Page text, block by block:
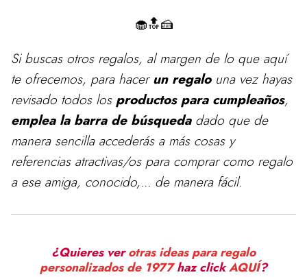
🧁🔝🍰
Si buscas otros regalos, al margen de lo que aquí
te ofrecemos, para hacerun regalouna vez hayas
revisado todos los productos para cumpleaños,
emplea la barra de búsquedadado que de
manera sencilla accederás a más cosas y
referencias atractivas/os para comprar como regalo
a ese amiga, conocido,... de manera fácil.
¿Quieres verotras ideas para regalo
personalizados de 1977haz clickAQUÍ?